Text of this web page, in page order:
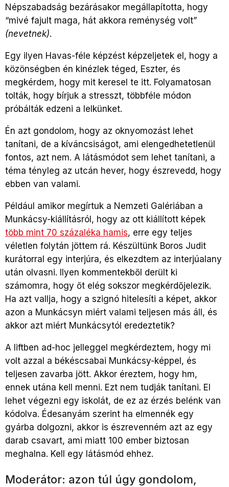
Népszabadság bezárásakor megállapította, hogy
“mivé fajult maga, hát akkora reménység volt”
(nevetnek).
Egy ilyen Havas-féle képzést képzeljetek el, hogy a
közönségben én kinézlek téged, Eszter, és
megkérdem, hogy mit keresel te itt. Folyamatosan
tolták, hogy bírjuk a stresszt, többféle módon
próbálták edzeni a lelkünket.
Én azt gondolom, hogy az oknyomozást lehet
tanítani, de a kíváncsiságot, ami elengedhetetlenül
fontos, azt nem. A látásmódot sem lehet tanítani, a
téma tényleg az utcán hever, hogy észrevedd, hogy
ebben van valami.
Például amikor megírtuk a Nemzeti Galériában a
Munkácsy-kiállításról, hogy az ott kiállított képek
több mint 70 százaléka hamis, erre egy teljes
véletlen folytán jöttem rá. Készültünk Boros Judit
kurátorral egy interjúra, és elkezdtem az interjúalany
után olvasni. Ilyen kommentekből derült ki
számomra, hogy őt elég sokszor megkérdőjelezik.
Ha azt vallja, hogy a szignó hitelesíti a képet, akkor
azon a Munkácsyn miért valami teljesen más áll, és
akkor azt miért Munkácsytól eredeztetik?
A liftben ad-hoc jelleggel megkérdeztem, hogy mi
volt azzal a békéscsabai Munkácsy-képpel, és
teljesen zavarba jött. Akkor éreztem, hogy hm,
ennek utána kell menni. Ezt nem tudják tanítani. El
lehet végezni egy iskolát, de ez az érzés belénk van
kódolva. Édesanyám szerint ha elmennék egy
gyárba dolgozni, akkor is észrevenném azt az egy
darab csavart, ami miatt 100 ember biztosan
meghalna. Kell egy látásmód ehhez.
Moderátor: azon túl úgy gondolom,